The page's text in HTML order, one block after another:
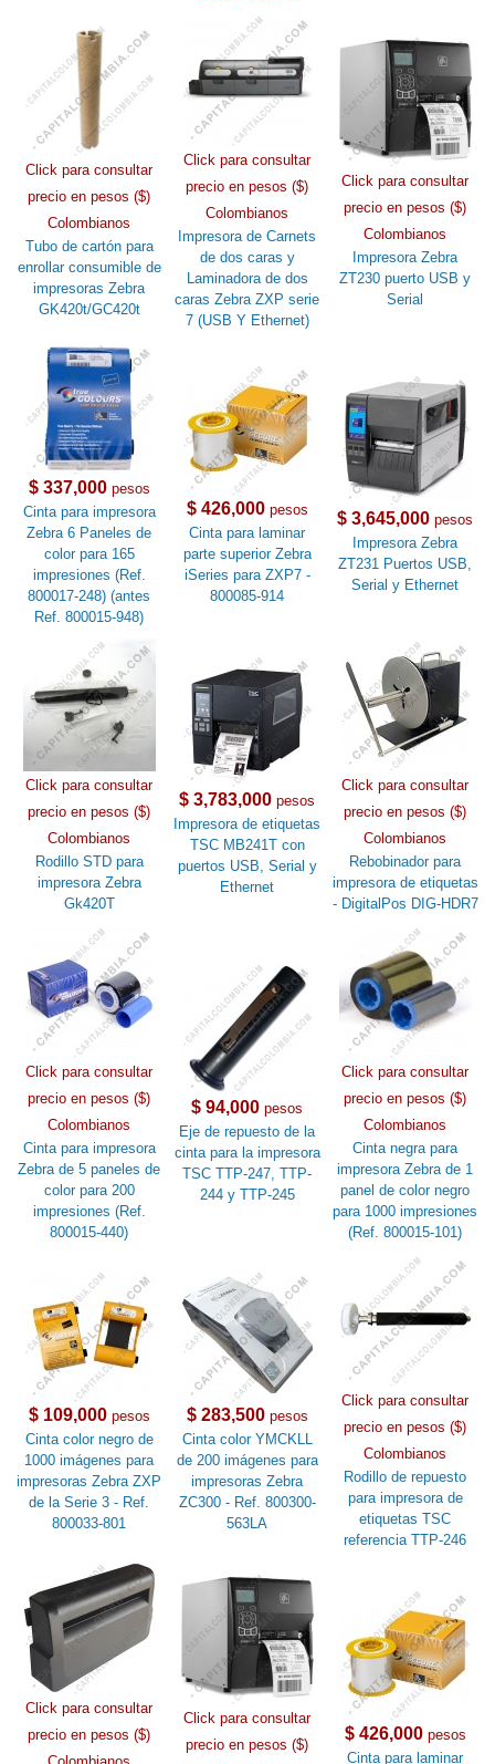
Click para consultar
precio en pesos ($)
Colombianos
Tubo de cartón para
enrollar consumible de
impresoras Zebra
GK420t/GC420t
Click para consultar
precio en pesos ($)
Colombianos
Impresora de Carnets
de dos caras y
Laminadora de dos
caras Zebra ZXP serie
7 (USB Y Ethernet)
Click para consultar
precio en pesos ($)
Colombianos
Impresora Zebra
ZT230 puerto USB y
Serial
$ 337,000pesos
Cinta para impresora
Zebra 6 Paneles de
color para 165
impresiones (Ref.
800017-248) (antes
Ref. 800015-948)
$ 426,000pesos
Cinta para laminar
parte superior Zebra
iSeries para ZXP7 -
800085-914
$ 3,645,000 pesos
Impresora Zebra
ZT231 Puertos USB,
Serial y Ethernet
Click para consultar
precio en pesos ($)
Colombianos
Rodillo STD para
impresora Zebra
Gk420T
$ 3,783,000 pesos
Impresora de etiquetas
TSC MB241T con
puertos USB, Serial y
Ethernet
Click para consultar
precio en pesos ($)
Colombianos
Rebobinador para
impresora de etiquetas
- DigitalPos DIG-HDR7
Click para consultar
precio en pesos ($)
Colombianos
Cinta para impresora
Zebra de 5 paneles de
color para 200
impresiones (Ref.
800015-440)
$ 94,000 pesos
Eje de repuesto de la
cinta para la impresora
TSC TTP-247, TTP-
244 y TTP-245
Click para consultar
precio en pesos ($)
Colombianos
Cinta negra para
impresora Zebra de 1
panel de color negro
para 1000 impresiones
(Ref. 800015-101)
$ 109,000pesos
Cinta color negro de
1000 imágenes para
impresoras Zebra ZXP
de la Serie 3 - Ref.
800033-801
$ 283,500pesos
Cinta color YMCKLL
de 200 imágenes para
impresoras Zebra
ZC300 - Ref. 800300-
563LA
Click para consultar
precio en pesos ($)
Colombianos
Rodillo de repuesto
para impresora de
etiquetas TSC
referencia TTP-246
Click para consultar
precio en pesos ($)
Click para consultar
precio en pesos ($)
$ 426,000pesos
Cinta para laminar